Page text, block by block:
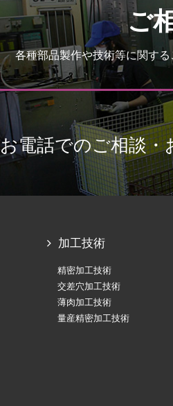
ご
各種部品製作や技術等に関す
お電話でのご相談・
加工技術
精密加工技術
交差穴加工技術
薄肉加工技術
量産精密加工技術